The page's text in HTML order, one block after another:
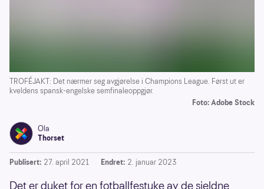
TROFÉJAKT: Det nærmer seg avgjørelse i Champions League. Først ut er
kveldens spansk-engelske semfinaleoppgjør.
Foto: Adobe Stock
Ola
Thorset
Publisert: 27. april 2021 Endret: 2. januar 2023
Det er duket for en fotballfestuke av de sjeldne,